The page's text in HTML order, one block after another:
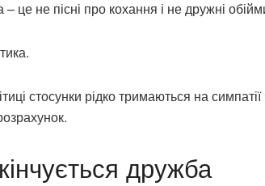
– це не пісні про кохання і не дружні
стосунки рідко тримаються на
дружба